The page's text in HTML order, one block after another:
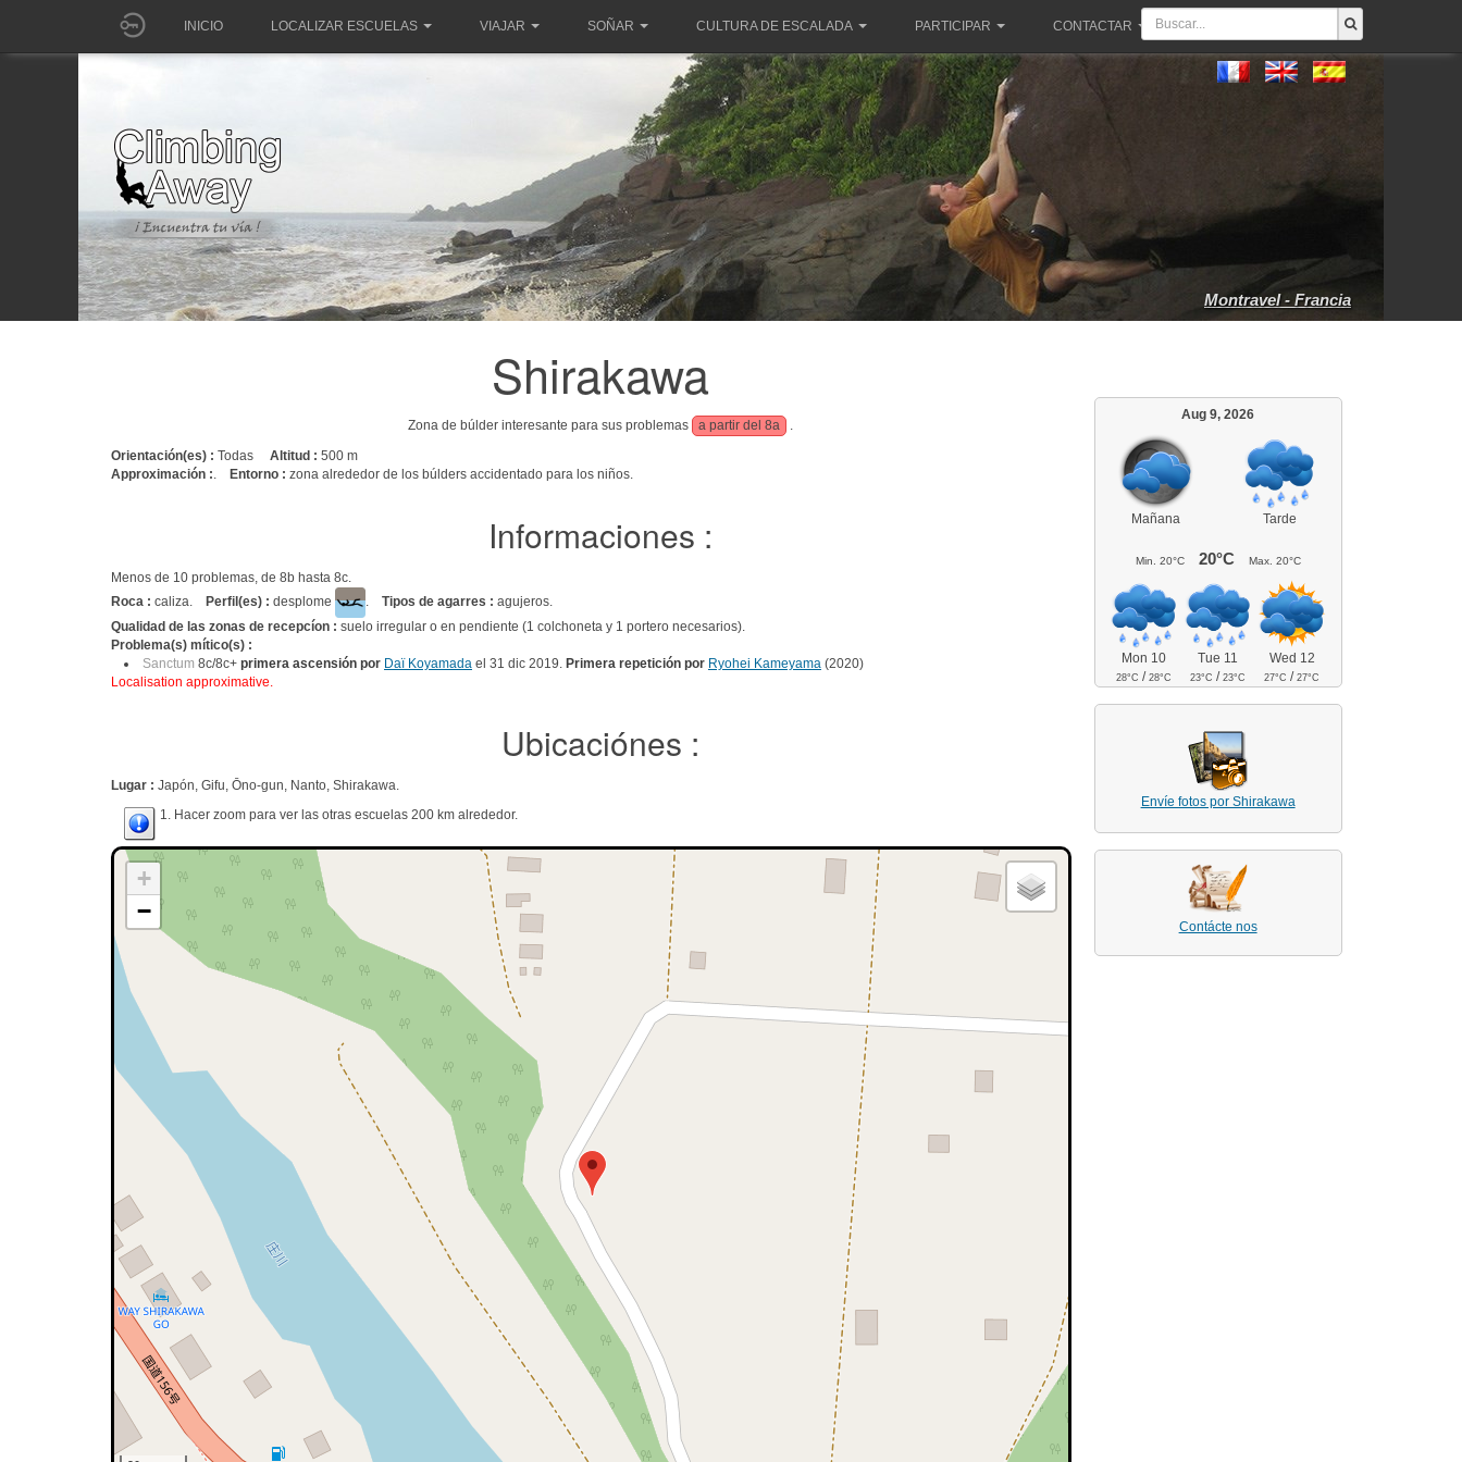
INICIO LOCALIZAR ESCUELAS VIAJAR SOÑAR CULTURA DE ESCALADA PARTICIPAR CONTACTAR
Montravel - Francia
Shirakawa
Zona de búlder interesante para sus problemas a partir del 8a
.
Orientación(es) : Todas Altitud : 500 m
Approximación :. Entorno : zona alrededor de los búlders accidentado para los niños.
Informaciones :
Menos de 10 problemas, de 8b hasta 8c.
Roca : caliza. Perfil(es) : desplome . Tipos de agarres : agujeros.
Qualidad de las zonas de recepcíon : suelo irregular o en pendiente (1 colchoneta y 1 portero necesarios).
Problema(s) mítico(s) :
Sanctum 8c/8c+ primera ascensión por Daï Koyamada el 31 dic 2019. Primera repetición por Ryohei Kameyama (2020)
Localisation approximative.
Ubicaciónes :
Lugar : Japón, Gifu, Ōno-gun, Nanto, Shirakawa.
1. Hacer zoom para ver las otras escuelas 200 km alrededor.
+
−
Aug 9, 2026
Mañana Tarde
Min. 20°C 20°C Max. 20°C
Mon 10
28°C /28°C
Tue 11
23°C /23°C
Wed 12
27°C /27°C
Envíe fotos por Shirakawa
Contácte nos